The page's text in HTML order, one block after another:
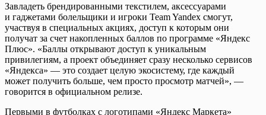
Завладеть брендированными текстилем, аксессуарами
и гаджетами болельщики и игроки Team Yandex смогут,
участвуя в специальных акциях, доступ к которым они
получат за счет накопленных баллов по программе «Яндекс
Плюс». «Баллы открывают доступ к уникальным
привилегиям, а проект объединяет сразу несколько сервисов
«Яндекса» — это создает целую экосистему, где каждый
может получить больше, чем просто просмотр матчей», —
говорится в официальном релизе.
Первыми в футболках с логотипами «Яндекс Маркета»